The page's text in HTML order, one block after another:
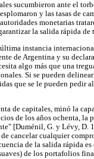
sucumbieron ante el
y las tasas de
monetarias
la salida rápida de
instancia
de Argentina y su
algo más que una
Si se pueden
que se le pueden pedir
de capitales, minó la
de los años ochenta, la
[Duménil, G. y Lévy, D.
cancelar cualquier
de la salida rápida
de los portafolios